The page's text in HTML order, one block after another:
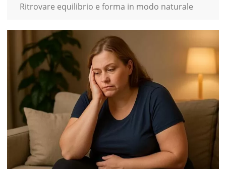
Ritrovare equilibrio e forma in modo naturale